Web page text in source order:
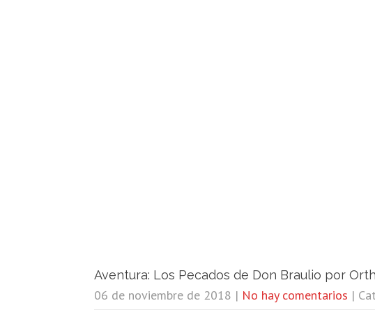
Aventura: Los Pecados de Don Braulio por
06 de noviembre de 2018 | No hay comentarios |